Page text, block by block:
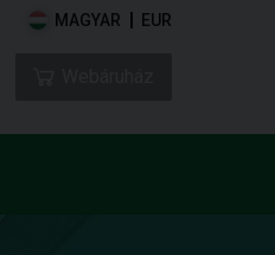
MAGYAR EUR